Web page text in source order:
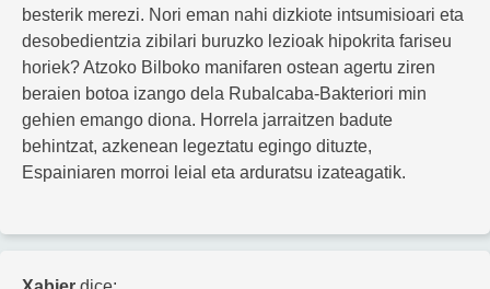
besterik merezi. Nori eman nahi dizkiote intsumisioari eta
desobedientzia zibilari buruzko lezioak hipokrita fariseu
horiek? Atzoko Bilboko manifaren ostean agertu ziren
beraien botoa izango dela Rubalcaba-Bakteriori min
gehien emango diona. Horrela jarraitzen badute
behintzat, azkenean legeztatu egingo dituzte,
Espainiaren morroi leial eta arduratsu izateagatik.